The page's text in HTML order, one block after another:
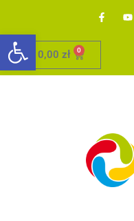
Otwórz pasek narzędzi
0,00 zł 0